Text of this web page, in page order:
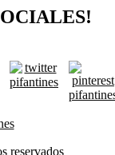
reservados